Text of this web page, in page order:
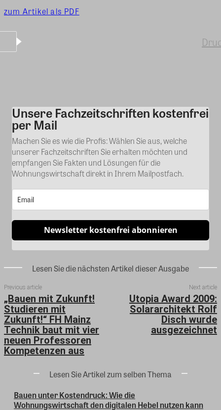
zum Artikel als PDF
Kommentar
Unsere Fachzeitschriften kostenfrei
per Mail
Machen Sie es wie die Profis: Wählen Sie aus, welche
unserer Fachzeitschriften Sie erhalten möchten und
empfangen Sie Fakten und Lösungen für die
Wohnungswirtschaft direkt in Ihrem Mailpostfach.
Newsletter kostenfrei abonnieren
Lesen Sie die nächsten Artikel dieser Ausgabe
Previous article
„Bauen mit Zukunft!
Studieren mit
Zukunft!“ FH Mainz
Technik baut mit vier
neuen Professoren
Kompetenzen aus
Next article
Utopia Award 2009:
Solararchitekt Rolf
Disch wurde
ausgezeichnet
Lesen Sie Artikel zum selben Thema
Bauen unter Kostendruck: Wie die
Wohnungswirtschaft den digitalen Hebel nutzen kann